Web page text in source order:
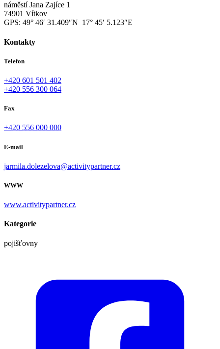
náměstí Jana Zajíce 1
74901 Vítkov
GPS: 49° 46′ 31.409″N 17° 45′ 5.123″E
Kontakty
Telefon
+420 601 501 402
+420 556 300 064
Fax
+420 556 000 000
E-mail
jarmila.dolezelova@activitypartner.cz
WWW
www.activitypartner.cz
Kategorie
pojišťovny